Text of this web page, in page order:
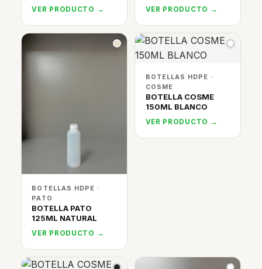
VER PRODUCTO → VER PRODUCTO →
BOTELLAS HDPE ·
PATO
BOTELLA PATO
125ML NATURAL
VER PRODUCTO →
BOTELLAS HDPE ·
COSME
BOTELLA COSME
150ML BLANCO
VER PRODUCTO →